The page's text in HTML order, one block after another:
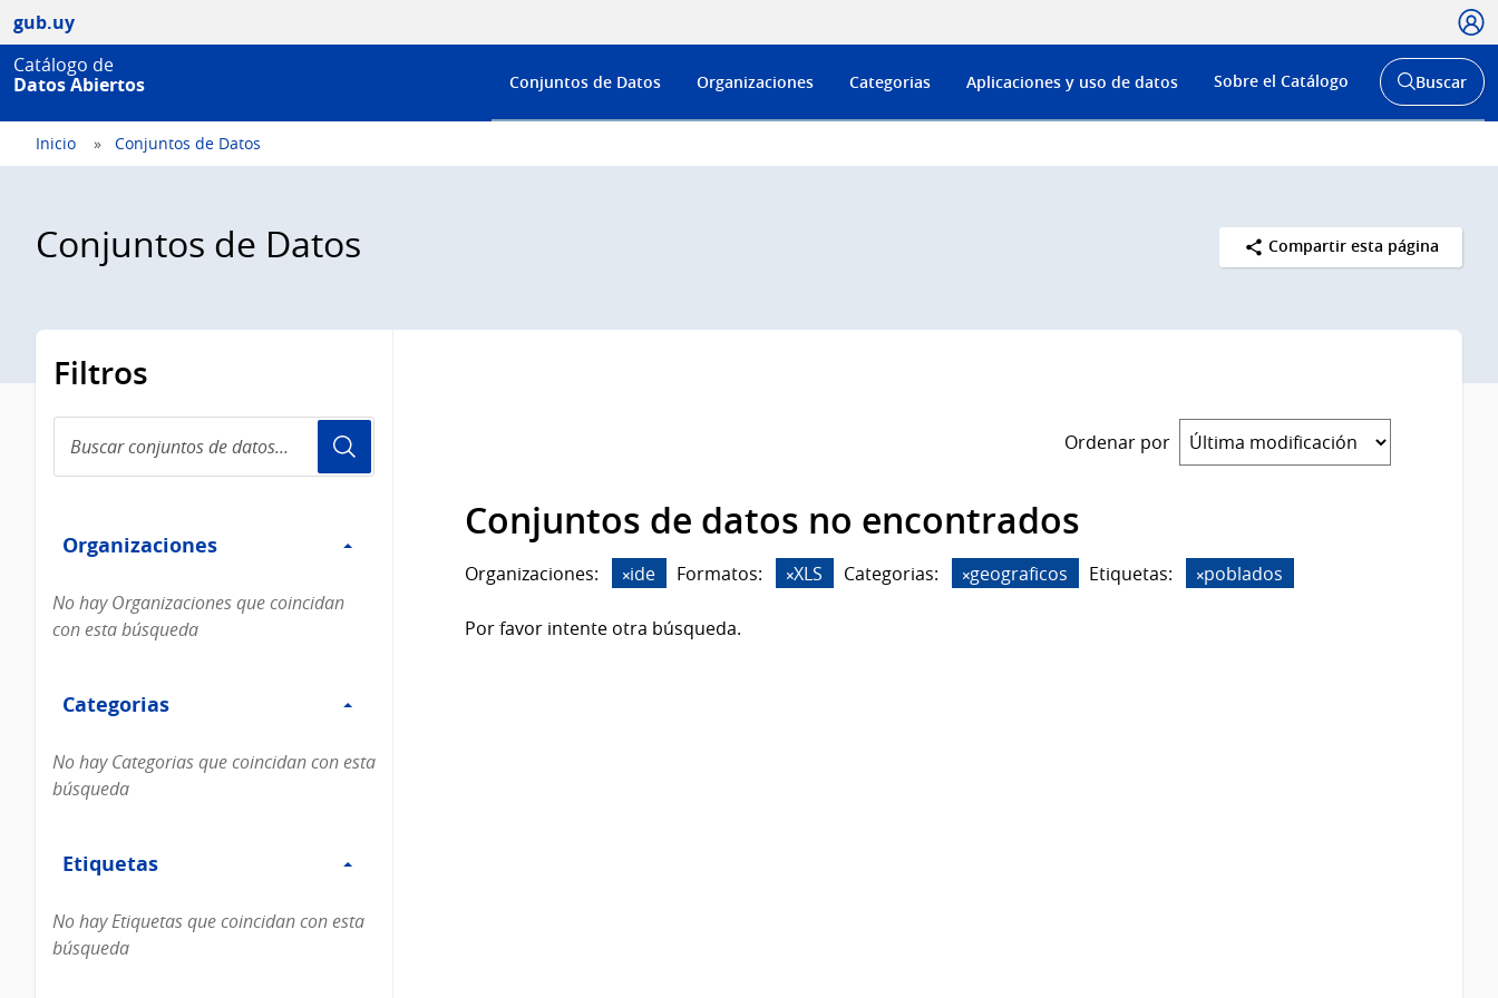
gub.uy
Catálogo de
Datos Abiertos
Menú
de
Conjuntos de Datos Organizaciones Categorias Aplicaciones y uso de datos Sobre el Catálogo
Abrir
buscador
Buscar
Inicio Conjuntos de Datos
Conjuntos de Datos Compartir esta página
Filtros
conjuntos
de
Organizaciones
Organizaciones
No hay Organizaciones que coincidan
con esta búsqueda
Categorias
Categorias
No hay Categorias que coincidan con esta
búsqueda
Etiquetas
Etiquetas
No hay Etiquetas que coincidan con esta
búsqueda
Ordenar por
Conjuntos de datos no encontrados
Organizaciones: ide Formatos: XLS Categorias: geograficos Etiquetas: poblados
Por favor intente otra búsqueda.